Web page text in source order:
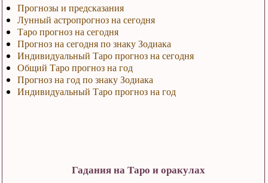
Прогнозы и предсказания
Лунный астропрогноз на сегодня
Таро прогноз на сегодня
Прогноз на сегодня по знаку Зодиака
Индивидуальный Таро прогноз на сегодня
Общий Таро прогноз на год
Прогноз на год по знаку Зодиака
Индивидуальный Таро прогноз на год
Гадания на Таро и оракулах